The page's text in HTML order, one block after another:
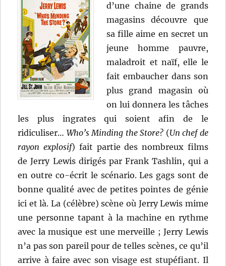
d’une chaine de grands
magasins découvre que
sa fille aime en secret un
jeune homme pauvre,
maladroit et naïf, elle le
fait embaucher dans son
plus grand magasin où
on lui donnera les tâches
les plus ingrates qui soient afin de le
ridiculiser… Who’s Minding the Store? (Un chef de
rayon explosif) fait partie des nombreux films
de Jerry Lewis dirigés par Frank Tashlin, qui a
en outre co-écrit le scénario. Les gags sont de
bonne qualité avec de petites pointes de génie
ici et là. La (célèbre) scène où Jerry Lewis mime
une personne tapant à la machine en rythme
avec la musique est une merveille ; Jerry Lewis
n’a pas son pareil pour de telles scènes, ce qu’il
arrive à faire avec son visage est stupéfiant. Il